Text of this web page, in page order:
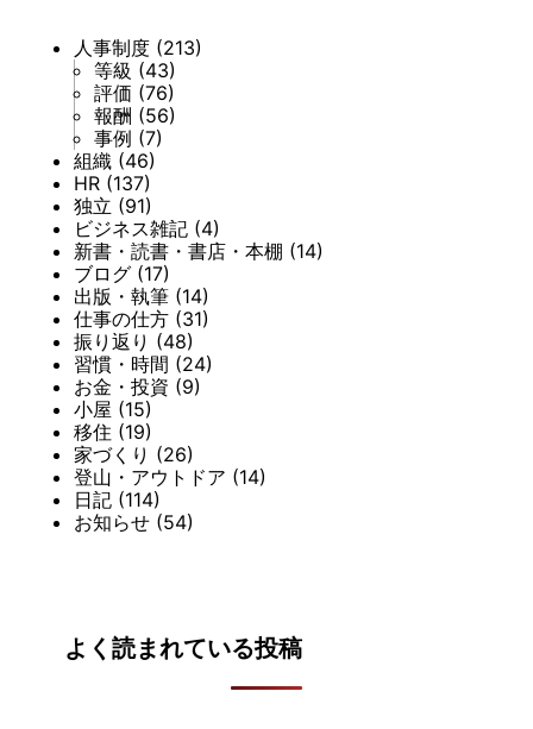
人事制度 (213)
等級 (43)
評価 (76)
報酬 (56)
事例 (7)
組織 (46)
HR (137)
独立 (91)
ビジネス雑記 (4)
新書・読書・書店・本棚 (14)
ブログ (17)
出版・執筆 (14)
仕事の仕方 (31)
振り返り (48)
習慣・時間 (24)
お金・投資 (9)
小屋 (15)
移住 (19)
家づくり (26)
登山・アウトドア (14)
日記 (114)
お知らせ (54)
よく読まれている投稿